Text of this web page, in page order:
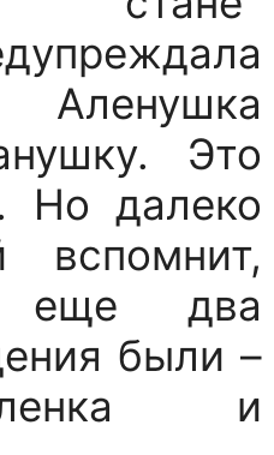
Это
Но далеко
два
были –
и